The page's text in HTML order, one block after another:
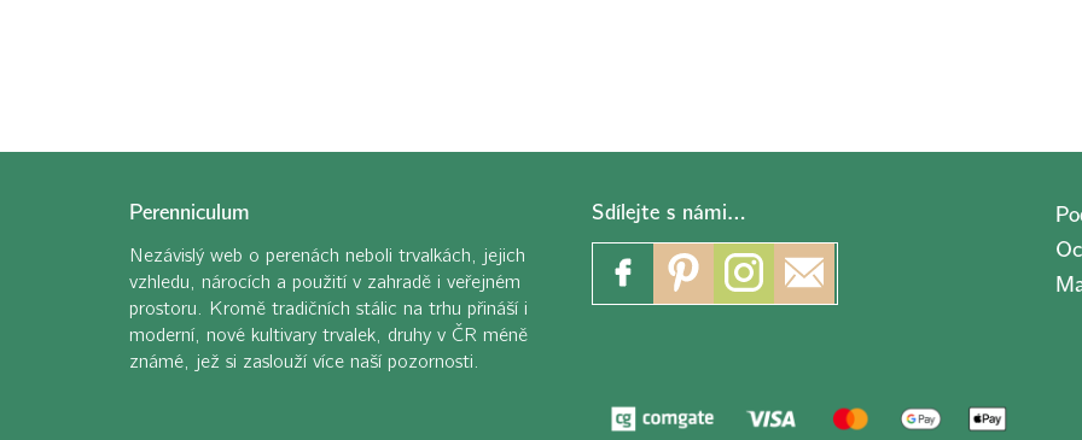
Perenniculum
Nezávislý web o perenách neboli trvalkách, jejich
vzhledu, nárocích a použití v zahradě i veřejném
prostoru. Kromě tradičních stálic na trhu přináší i
moderní, nové kultivary trvalek, druhy v ČR méně
známé, jež si zaslouží více naší pozornosti.
Sdílejte s námi…